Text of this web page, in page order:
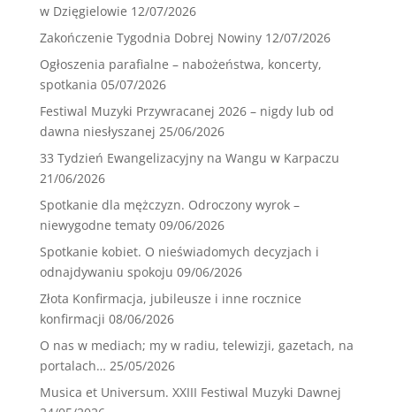
w Dzięgielowie 12/07/2026
Zakończenie Tygodnia Dobrej Nowiny 12/07/2026
Ogłoszenia parafialne – nabożeństwa, koncerty,
spotkania 05/07/2026
Festiwal Muzyki Przywracanej 2026 – nigdy lub od
dawna niesłyszanej 25/06/2026
33 Tydzień Ewangelizacyjny na Wangu w Karpaczu
21/06/2026
Spotkanie dla mężczyzn. Odroczony wyrok –
niewygodne tematy 09/06/2026
Spotkanie kobiet. O nieświadomych decyzjach i
odnajdywaniu spokoju 09/06/2026
Złota Konfirmacja, jubileusze i inne rocznice
konfirmacji 08/06/2026
O nas w mediach; my w radiu, telewizji, gazetach, na
portalach… 25/05/2026
Musica et Universum. XXIII Festiwal Muzyki Dawnej